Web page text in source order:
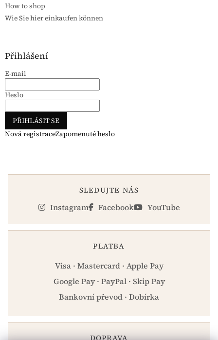
How to shop
Wie Sie hier einkaufen können
Přihlášení
E-mail
Heslo
PŘIHLÁSIT SE
Nová registraceZapomenuté heslo
SLEDUJTE NÁS
Instagram Facebook YouTube
PLATBA
Visa · Mastercard · Apple Pay
Google Pay · PayPal · Skip Pay
Bankovní převod · Dobírka
DOPRAVA